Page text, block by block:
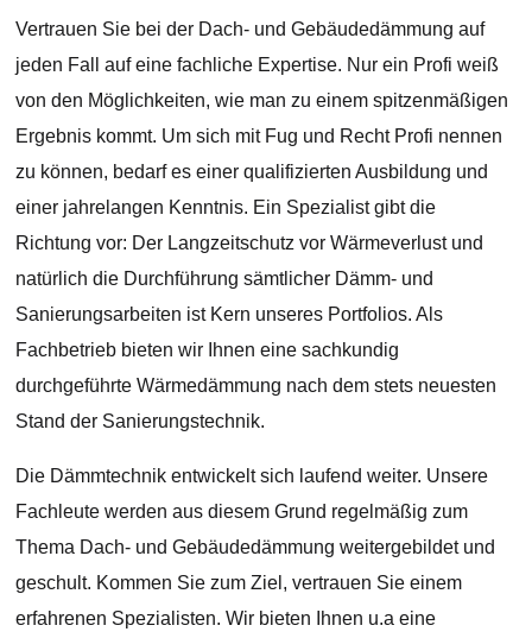
Vertrauen Sie bei der Dach- und Gebäudedämmung auf
jeden Fall auf eine fachliche Expertise. Nur ein Profi weiß
von den Möglichkeiten, wie man zu einem spitzenmäßigen
Ergebnis kommt. Um sich mit Fug und Recht Profi nennen
zu können, bedarf es einer qualifizierten Ausbildung und
einer jahrelangen Kenntnis. Ein Spezialist gibt die
Richtung vor: Der Langzeitschutz vor Wärmeverlust und
natürlich die Durchführung sämtlicher Dämm- und
Sanierungsarbeiten ist Kern unseres Portfolios. Als
Fachbetrieb bieten wir Ihnen eine sachkundig
durchgeführte Wärmedämmung nach dem stets neuesten
Stand der Sanierungstechnik.
Die Dämmtechnik entwickelt sich laufend weiter. Unsere
Fachleute werden aus diesem Grund regelmäßig zum
Thema Dach- und Gebäudedämmung weitergebildet und
geschult. Kommen Sie zum Ziel, vertrauen Sie einem
erfahrenen Spezialisten. Wir bieten Ihnen u.a eine